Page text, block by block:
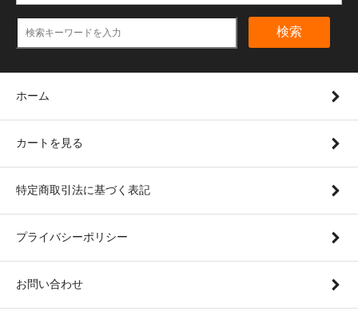
検索
ホーム
カートを見る
特定商取引法に基づく表記
プライバシーポリシー
お問い合わせ